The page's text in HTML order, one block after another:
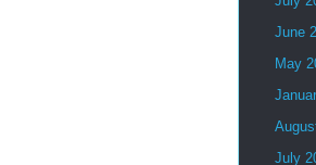
June
May
July